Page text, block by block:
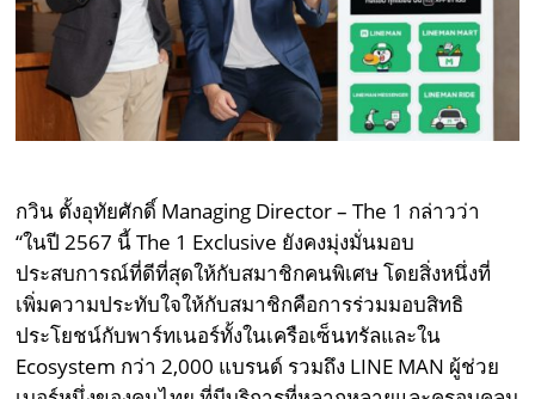
กวิน ตั้งอุทัยศักดิ์ Managing Director – The 1 กล่าวว่า
“ในปี 2567 นี้ The 1 Exclusive ยังคงมุ่งมั่นมอบ
ประสบการณ์ที่ดีที่สุดให้กับสมาชิกคนพิเศษ โดยสิ่งหนึ่งที่
เพิ่มความประทับใจให้กับสมาชิกคือการร่วมมอบสิทธิ
ประโยชน์กับพาร์ทเนอร์ทั้งในเครือเซ็นทรัลและใน
Ecosystem กว่า 2,000 แบรนด์ รวมถึง LINE MAN ผู้ช่วย